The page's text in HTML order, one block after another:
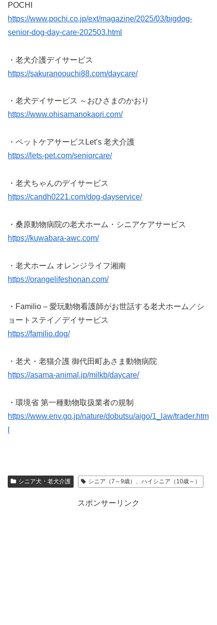
POCHI
https://www.pochi.co.jp/ext/magazine/2025/03/bigdog-
senior-dog-day-care-202503.html
・老犬介護デイサービス
https://sakuranoouchi88.com/daycare/
・老犬デイサービス ～おひさまのかおり
https://www.ohisamanokaori.com/
・ペットケアサービスLet’s 老犬介護
https://lets-pet.com/seniorcare/
・老犬ちゃんのデイサービス
https://candh0221.com/dog-dayservice/
・桑原動物病院の老犬ホーム・シニアケアサービス
https://kuwabara-awc.com/
・老犬ホーム オレンジライフ湘南
https://orangelifeshonan.com/
・Familio – 愛玩動物看護師がお世話する老犬ホーム／シ
ョートステイ／デイサービス
https://familio.dog/
・老犬・老猫介護 御代田町あさま動物病院
https://asama-animal.jp/milkb/daycare/
・環境省 第一種動物取扱業者の規制
https://www.env.go.jp/nature/dobutsu/aigo/1_law/trader.htm
シニア犬・老犬介護 シニア（7～9歳）、ハイシニア（10歳～）
スポンサーリンク